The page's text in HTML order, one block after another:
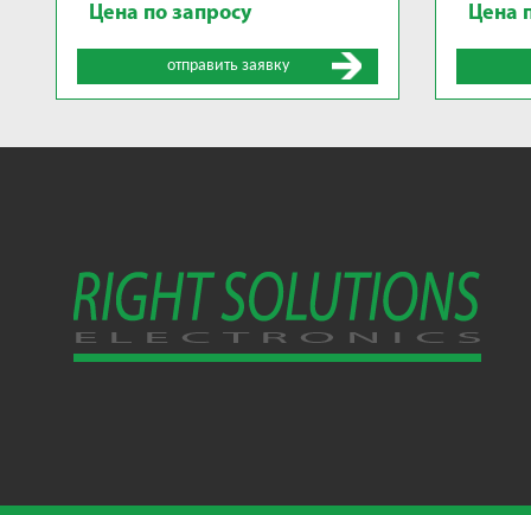
Цена по запросу
отправить заявку
Цена